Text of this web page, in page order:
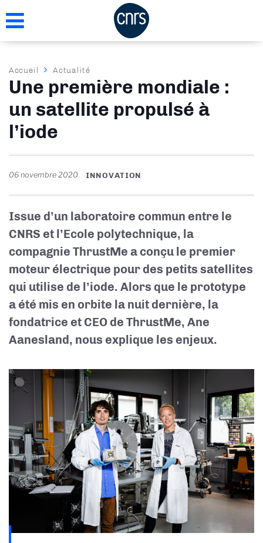
au
Fil
d'Ariane
Accueil Actualité
Une première mondiale :
un satellite propulsé à
l’iode
06 novembre 2020 INNOVATION
Issue d’un laboratoire commun entre le
CNRS et l’Ecole polytechnique, la
compagnie ThrustMe a conçu le premier
moteur électrique pour des petits satellites
qui utilise de l’iode. Alors que le prototype
a été mis en orbite la nuit dernière, la
fondatrice et CEO de ThrustMe, Ane
Aanesland, nous explique les enjeux.